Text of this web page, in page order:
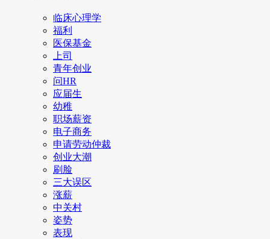
临床心理学
福利
医保基金
上司
青年创业
问HR
应届生
幼稚
职场薪资
电子商务
申请劳动仲裁
创业大潮
刷脸
三大误区
涨薪
中关村
姿势
表现